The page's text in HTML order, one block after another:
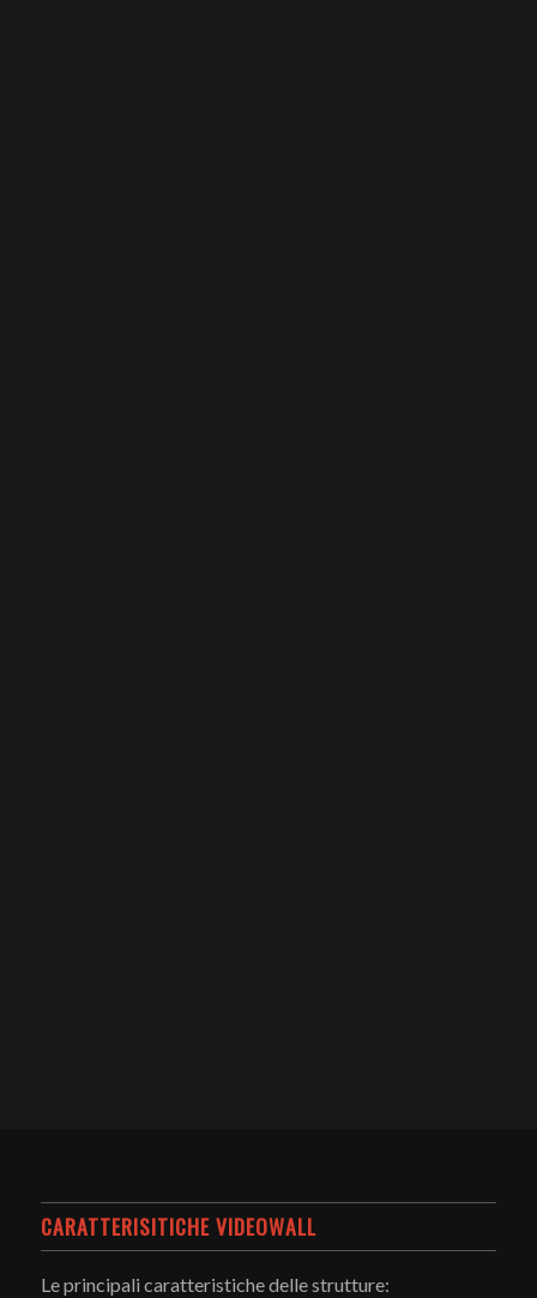
CARATTERISITICHE VIDEOWALL
Le principali caratteristiche delle strutture: